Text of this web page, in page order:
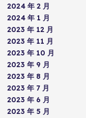
2024 年 2 月
2024 年 1 月
2023 年 12 月
2023 年 11 月
2023 年 10 月
2023 年 9 月
2023 年 8 月
2023 年 7 月
2023 年 6 月
2023 年 5 月